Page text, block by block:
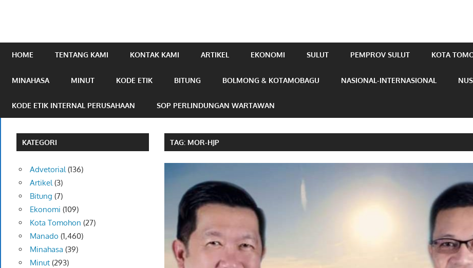
HOME TENTANG KAMI KONTAK KAMI ARTIKEL EKONOMI SULUT PEMPROV SULUT KOTA
MINAHASA MINUT KODE ETIK BITUNG BOLMONG & KOTAMOBAGU NASIONAL-INTERNASIONAL
KODE ETIK INTERNAL PERUSAHAAN SOP PERLINDUNGAN WARTAWAN
TAG: MOR-HJP
KATEGORI
Advetorial(136)
Artikel(3)
Bitung (7)
Ekonomi (109)
Kota Tomohon (27)
Manado (1,460)
Minahasa (39)
Minut(293)